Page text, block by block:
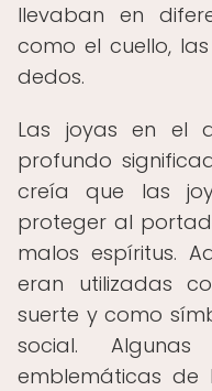
llevaban en
como el cuello,
dedos.
Las joyas en el
profundo
creía que las
proteger al
malos espíritus.
eran utilizadas
suerte y como
social.
emblemáticas de